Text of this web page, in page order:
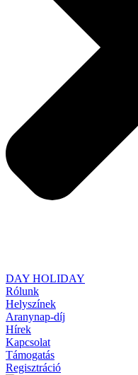
DAY HOLIDAY
Rólunk
Helyszínek
Aranynap-díj
Hírek
Kapcsolat
Támogatás
Regisztráció